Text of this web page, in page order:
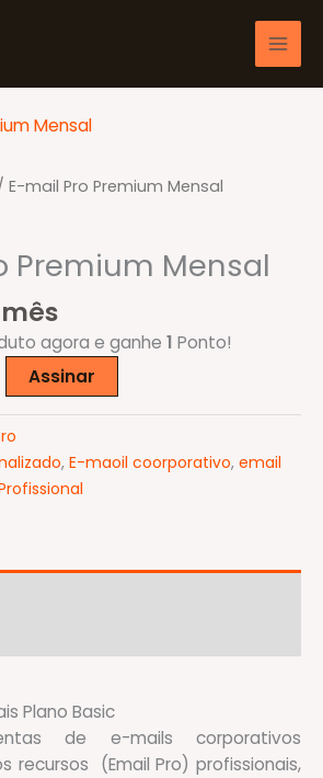
E-mail Pro Premium Mensal
Premium Mensal
agora e ganhe 1 Ponto!
Assinar
, E-maoil coorporativo, email
Plano Basic
de e-mails corporativos
recursos (Email Pro) profissionais,